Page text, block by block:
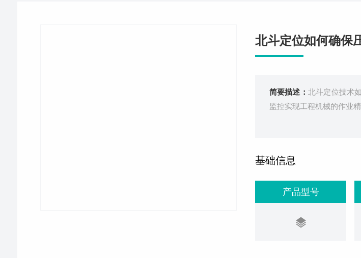
北斗定位如何确保
简要描述： 北斗定位技术
监控实现工程机械的作业
基础信息
产品型号